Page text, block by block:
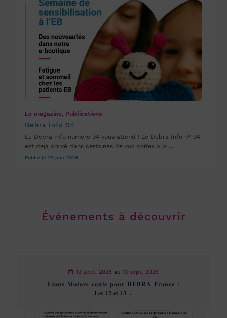
Le magazine, Publications
Debra info 94
Le Debra Info numéro 94 vous attend ! Le Debra Info n° 94
est déjà arrivé dans certaines de vos boîtes aux ...
Publié le 29 juin 2026
Événements à découvrir
12 sept. 2026 au 13 sept. 2026
𝐋𝐢𝐨𝐧𝐬 𝐌𝐨𝐭𝐨𝐫𝐬 𝐫𝐨𝐮𝐥𝐞 𝐩𝐨𝐮𝐫 𝐃𝐄𝐁𝐑𝐀 𝐅𝐫𝐚𝐧𝐜𝐞 !
𝐋𝐞𝐬 𝟏𝟐 𝐞𝐭 𝟏𝟑 ...